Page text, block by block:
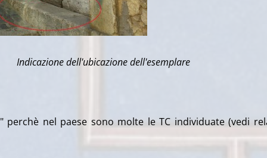
Indicazione dell'ubicazione dell'esemplare
perchè nel paese sono molte le TC individuate (vedi